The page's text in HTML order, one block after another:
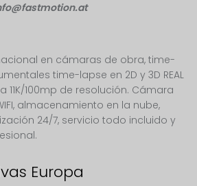
en cámaras de obra, time-
time-lapse en 2D y 3D REAL
11K/100mp de resolución. Cámara
almacenamiento en la nube,
24/7, servicio todo incluido y
Europa